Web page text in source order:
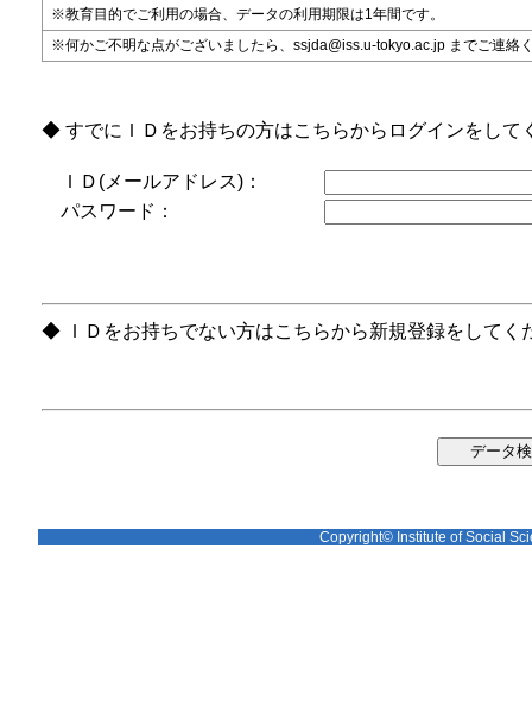
※教育目的でご利用の場合、データの利用期限は1年間です。
※何かご不明な点がございましたら、ssjda@iss.u-tokyo.ac.jp までご連絡
◆ すでにＩＤをお持ちの方はこちらからログインをして
ＩＤ(メールアドレス)：
パスワード：
◆ ＩＤをお持ちでない方はこちらから新規登録をしてく
Copyright© Institute of Social